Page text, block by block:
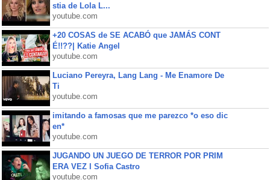
stia de Lola L...
youtube.com
+20 COSAS de SE ACABÓ que JAMÁS CONT
É!!??| Katie Angel
youtube.com
Luciano Pereyra, Lang Lang - Me Enamore De
Ti
youtube.com
imitando a famosas que me parezco *o eso dic
en*
youtube.com
JUGANDO UN JUEGO DE TERROR POR PRIM
ERA VEZ l Sofia Castro
youtube.com